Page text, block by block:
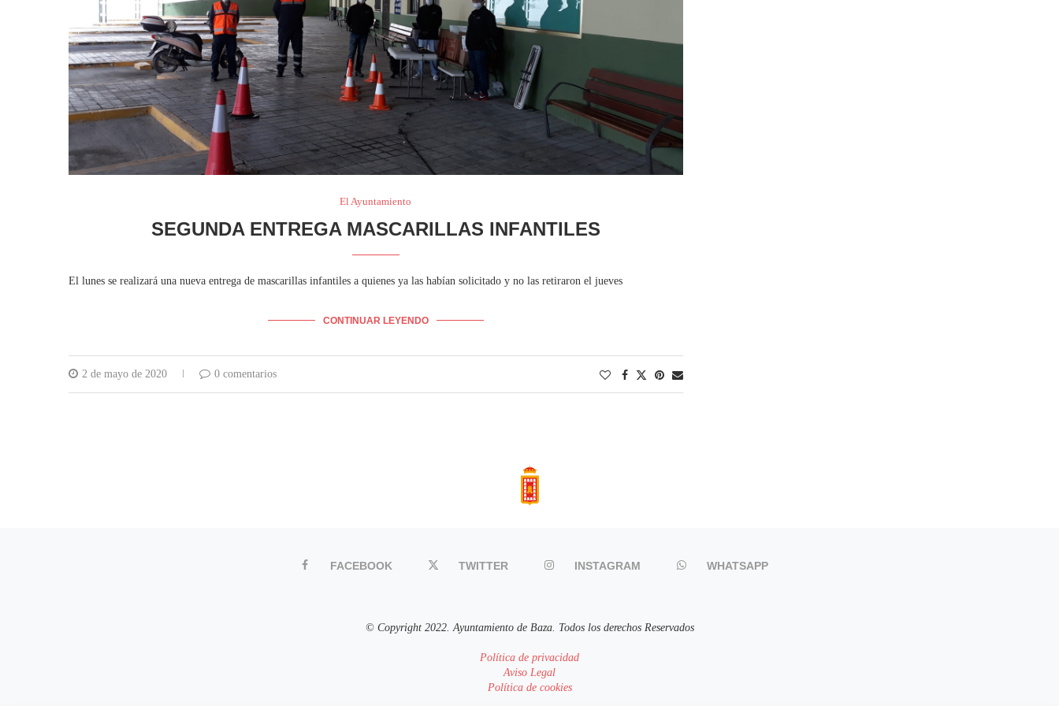
El Ayuntamiento
SEGUNDA ENTREGA MASCARILLAS INFANTILES
El lunes se realizará una nueva entrega de mascarillas infantiles a quienes ya las habían solicitado y no las retiraron el jueves
CONTINUAR LEYENDO
2 de mayo de 2020 0 comentarios
FACEBOOK TWITTER INSTAGRAM WHATSAPP
© Copyright 2022. Ayuntamiento de Baza. Todos los derechos Reservados
Política de privacidad
Aviso Legal
Política de cookies